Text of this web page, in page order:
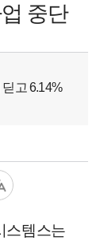
중단
고 6.14%
스템스는